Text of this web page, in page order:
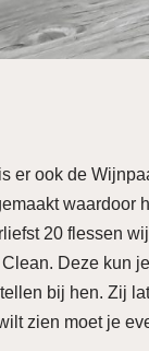
er ook de
waardoor
20 flessen
Deze kun
bij hen. Zij
zien moet je